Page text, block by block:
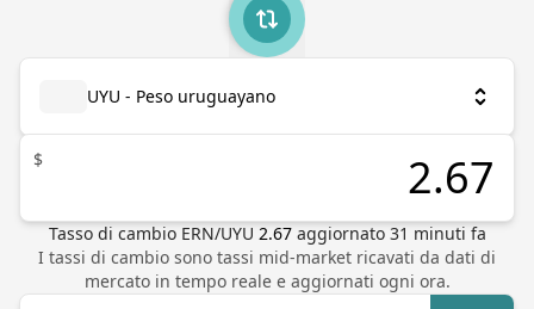
UYU - Peso uruguayano
$
Tasso di cambio ERN/UYU 2.67 aggiornato 31 minuti fa
I tassi di cambio sono tassi mid-market ricavati da dati di
mercato in tempo reale e aggiornati ogni ora.